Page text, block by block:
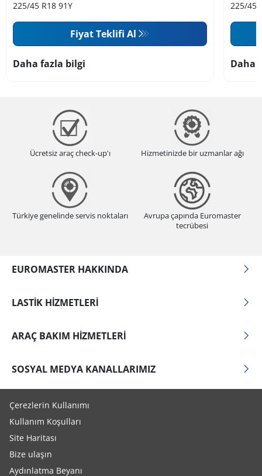
225/45 R18 91Y
Fiyat Teklifi Al
Daha fazla bilgi
225/45
Daha
Ücretsiz araç check-up'ı Hizmetinizde bir uzmanlar ağı
Türkiye genelinde servis noktaları
Avrupa çapında Euromaster
tecrübesi
EUROMASTER HAKKINDA
LASTIK HIZMETLERI
ARAÇ BAKIM HIZMETLERI
SOSYAL MEDYA KANALLARIMIZ
Çerezlerin Kullanımı
Kullanım Koşulları
Site Haritası
Bize ulaşın
Aydınlatma Beyanı